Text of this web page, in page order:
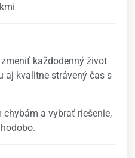
každodenný život
aj kvalitne strávený čas s
a vybrať riešenie,